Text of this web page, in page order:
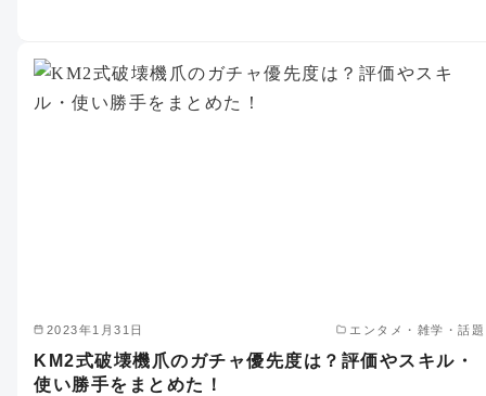
2023年1月31日 エンタメ・雑学・話題
KM2式破壊機爪のガチャ優先度は？評価やスキル・
使い勝手をまとめた！